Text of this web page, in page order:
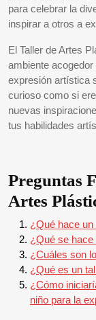
para celebrar la
inspirar a otros a
El Taller de Artes
ambiente
expresión artística
curioso como si
nuevas
tus habilidades
Preguntas
Artes
¿Qué hace
¿Qué se hace
¿Cuáles son
¿Qué es un
¿Cómo
niño para la